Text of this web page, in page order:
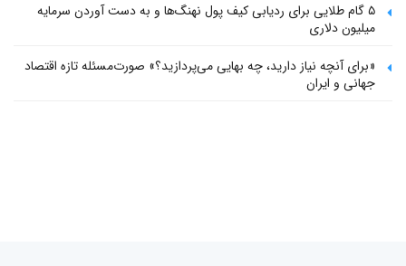
۵ گام طلایی برای ردیابی کیف پول‌ نهنگ‌ها و به دست آوردن سرمایه
میلیون دلاری
«برای آنچه نیاز دارید، چه بهایی می‌پردازید؟» صورت‌مسئله تازه اقتصاد
جهانی و ایران